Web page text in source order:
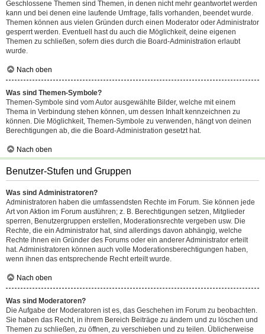
Geschlossene Themen sind Themen, in denen nicht mehr geantwortet werden
kann und bei denen eine laufende Umfrage, falls vorhanden, beendet wurde.
Themen können aus vielen Gründen durch einen Moderator oder Administrator
gesperrt werden. Eventuell hast du auch die Möglichkeit, deine eigenen
Themen zu schließen, sofern dies durch die Board-Administration erlaubt
wurde.
Nach oben
Was sind Themen-Symbole?
Themen-Symbole sind vom Autor ausgewählte Bilder, welche mit einem
Thema in Verbindung stehen können, um dessen Inhalt kennzeichnen zu
können. Die Möglichkeit, Themen-Symbole zu verwenden, hängt von deinen
Berechtigungen ab, die die Board-Administration gesetzt hat.
Nach oben
Benutzer-Stufen und Gruppen
Was sind Administratoren?
Administratoren haben die umfassendsten Rechte im Forum. Sie können jede
Art von Aktion im Forum ausführen; z. B. Berechtigungen setzen, Mitglieder
sperren, Benutzergruppen erstellen, Moderationsrechte vergeben usw. Die
Rechte, die ein Administrator hat, sind allerdings davon abhängig, welche
Rechte ihnen ein Gründer des Forums oder ein anderer Administrator erteilt
hat. Administratoren können auch volle Moderationsberechtigungen haben,
wenn ihnen das entsprechende Recht erteilt wurde.
Nach oben
Was sind Moderatoren?
Die Aufgabe der Moderatoren ist es, das Geschehen im Forum zu beobachten.
Sie haben das Recht, in ihrem Bereich Beiträge zu ändern und zu löschen und
Themen zu schließen, zu öffnen, zu verschieben und zu teilen. Üblicherweise